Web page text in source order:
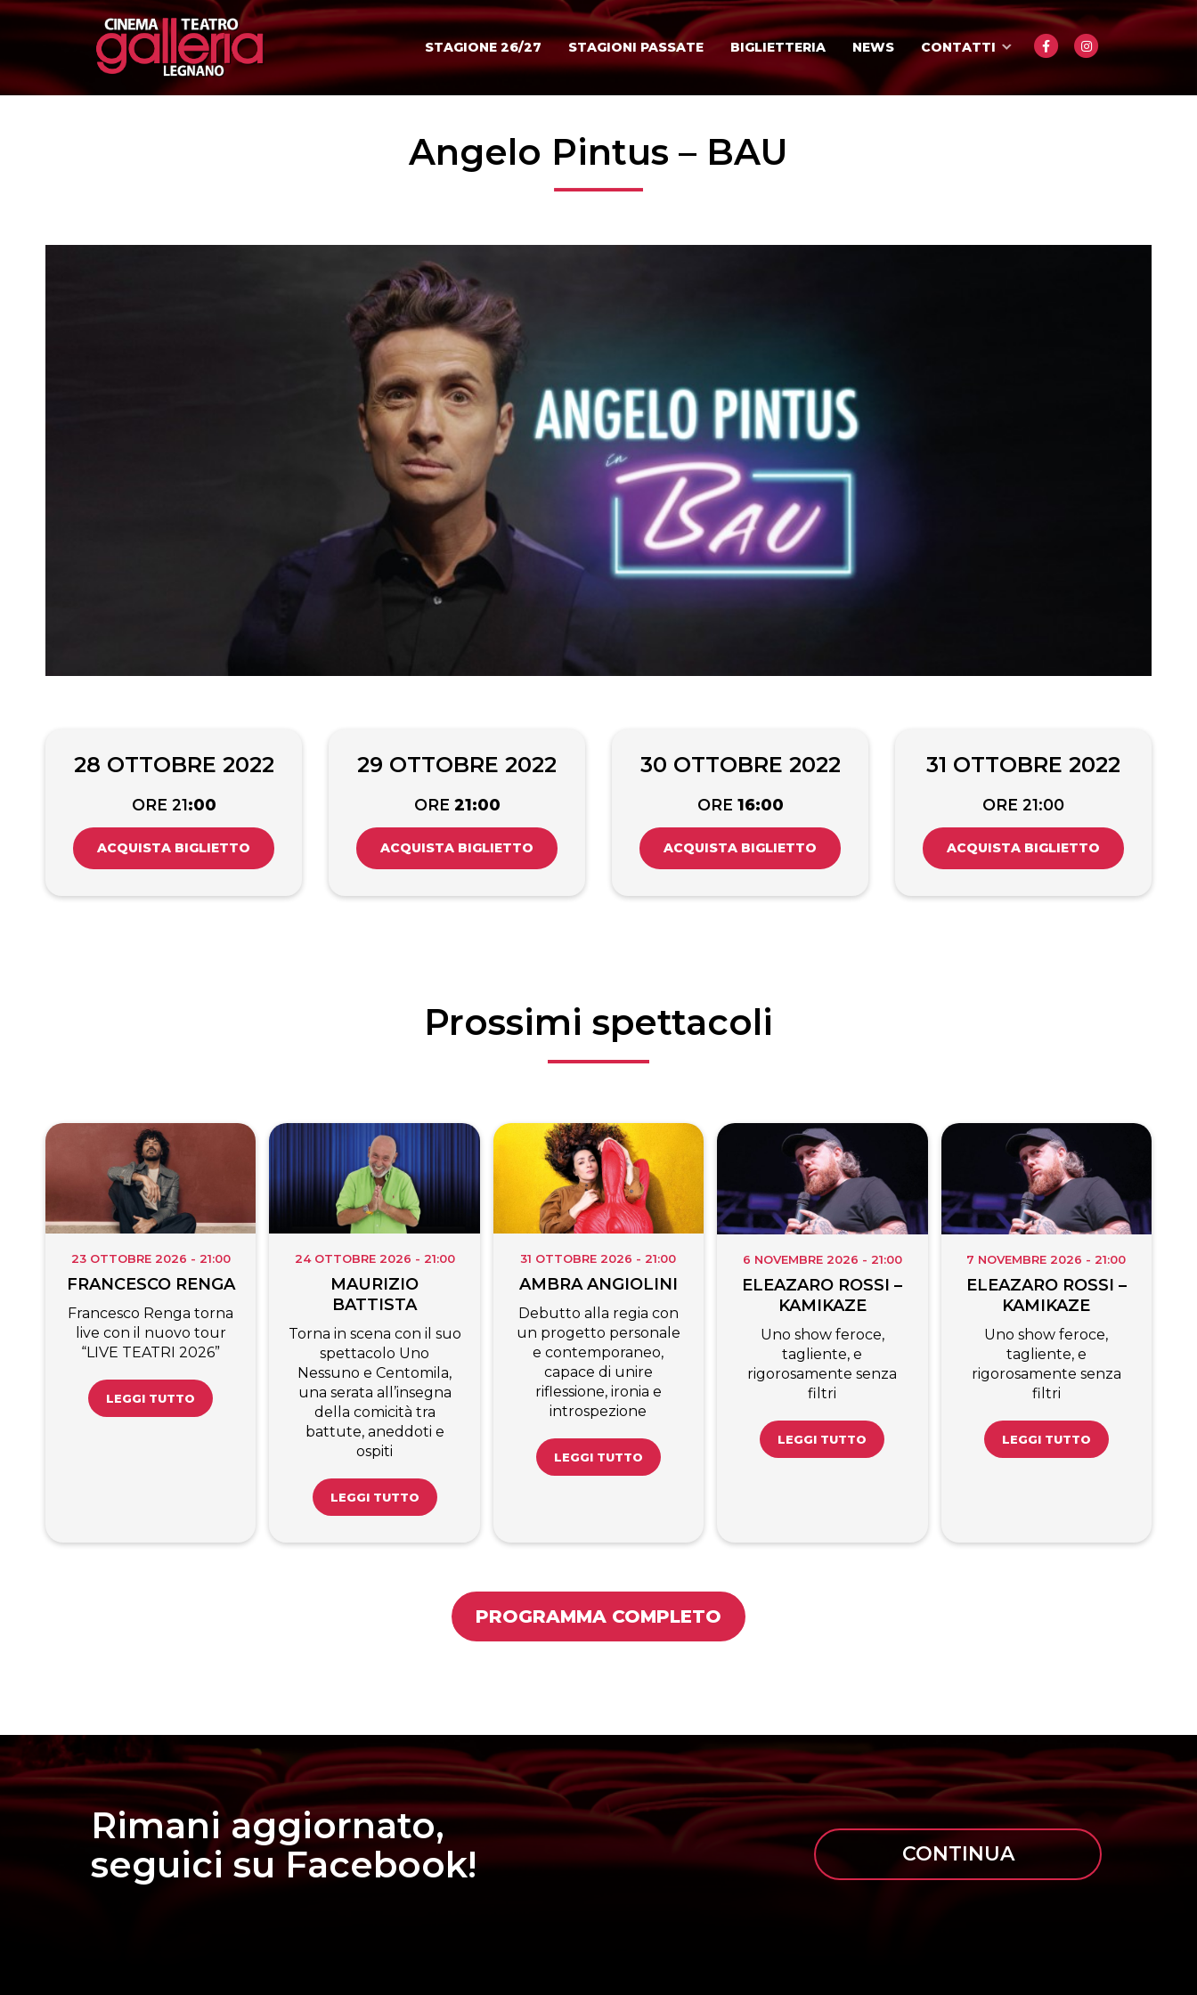
STAGIONE 26/27 STAGIONI PASSATE BIGLIETTERIA NEWS CONTATTI
Angelo Pintus – BAU
28 OTTOBRE 2022
ORE 21:00
ACQUISTA BIGLIETTO
29 OTTOBRE 2022
ORE 21:00
ACQUISTA BIGLIETTO
30 OTTOBRE 2022
ORE 16:00
ACQUISTA BIGLIETTO
31 OTTOBRE 2022
ORE 21:00
ACQUISTA BIGLIETTO
Prossimi spettacoli
23 OTTOBRE 2026 - 21:00
FRANCESCO RENGA
Francesco Renga torna
live con il nuovo tour
“LIVE TEATRI 2026”
LEGGI TUTTO
24 OTTOBRE 2026 - 21:00
MAURIZIO
BATTISTA
Torna in scena con il suo
spettacolo Uno
Nessuno e Centomila,
una serata all’insegna
della comicità tra
battute, aneddoti e
ospiti
LEGGI TUTTO
31 OTTOBRE 2026 - 21:00
AMBRA ANGIOLINI
Debutto alla regia con
un progetto personale
e contemporaneo,
capace di unire
riflessione, ironia e
introspezione
LEGGI TUTTO
6 NOVEMBRE 2026 - 21:00
ELEAZARO ROSSI –
KAMIKAZE
Uno show feroce,
tagliente, e
rigorosamente senza
filtri
LEGGI TUTTO
7 NOVEMBRE 2026 - 21:00
ELEAZARO ROSSI –
KAMIKAZE
Uno show feroce,
tagliente, e
rigorosamente senza
filtri
LEGGI TUTTO
PROGRAMMA COMPLETO
Rimani aggiornato,
seguici su Facebook!
CONTINUA